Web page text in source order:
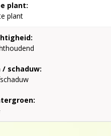
plant:
plant
/ schaduw: